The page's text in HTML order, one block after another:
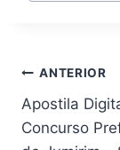
de
ANTERIOR
Apostila
Concurso